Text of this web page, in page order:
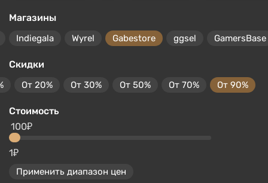
Магазины
Indiegala Wyrel Gabestore ggsel GamersBase
Скидки
От 20% От 30% От 50% От 70% От 90%
Стоимость
1₽
100₽
Применить диапазон цен